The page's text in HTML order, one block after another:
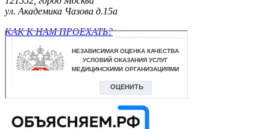
ул. Академика Чазова д.15а
КАК К НАМ ПРОЕХАТЬ?